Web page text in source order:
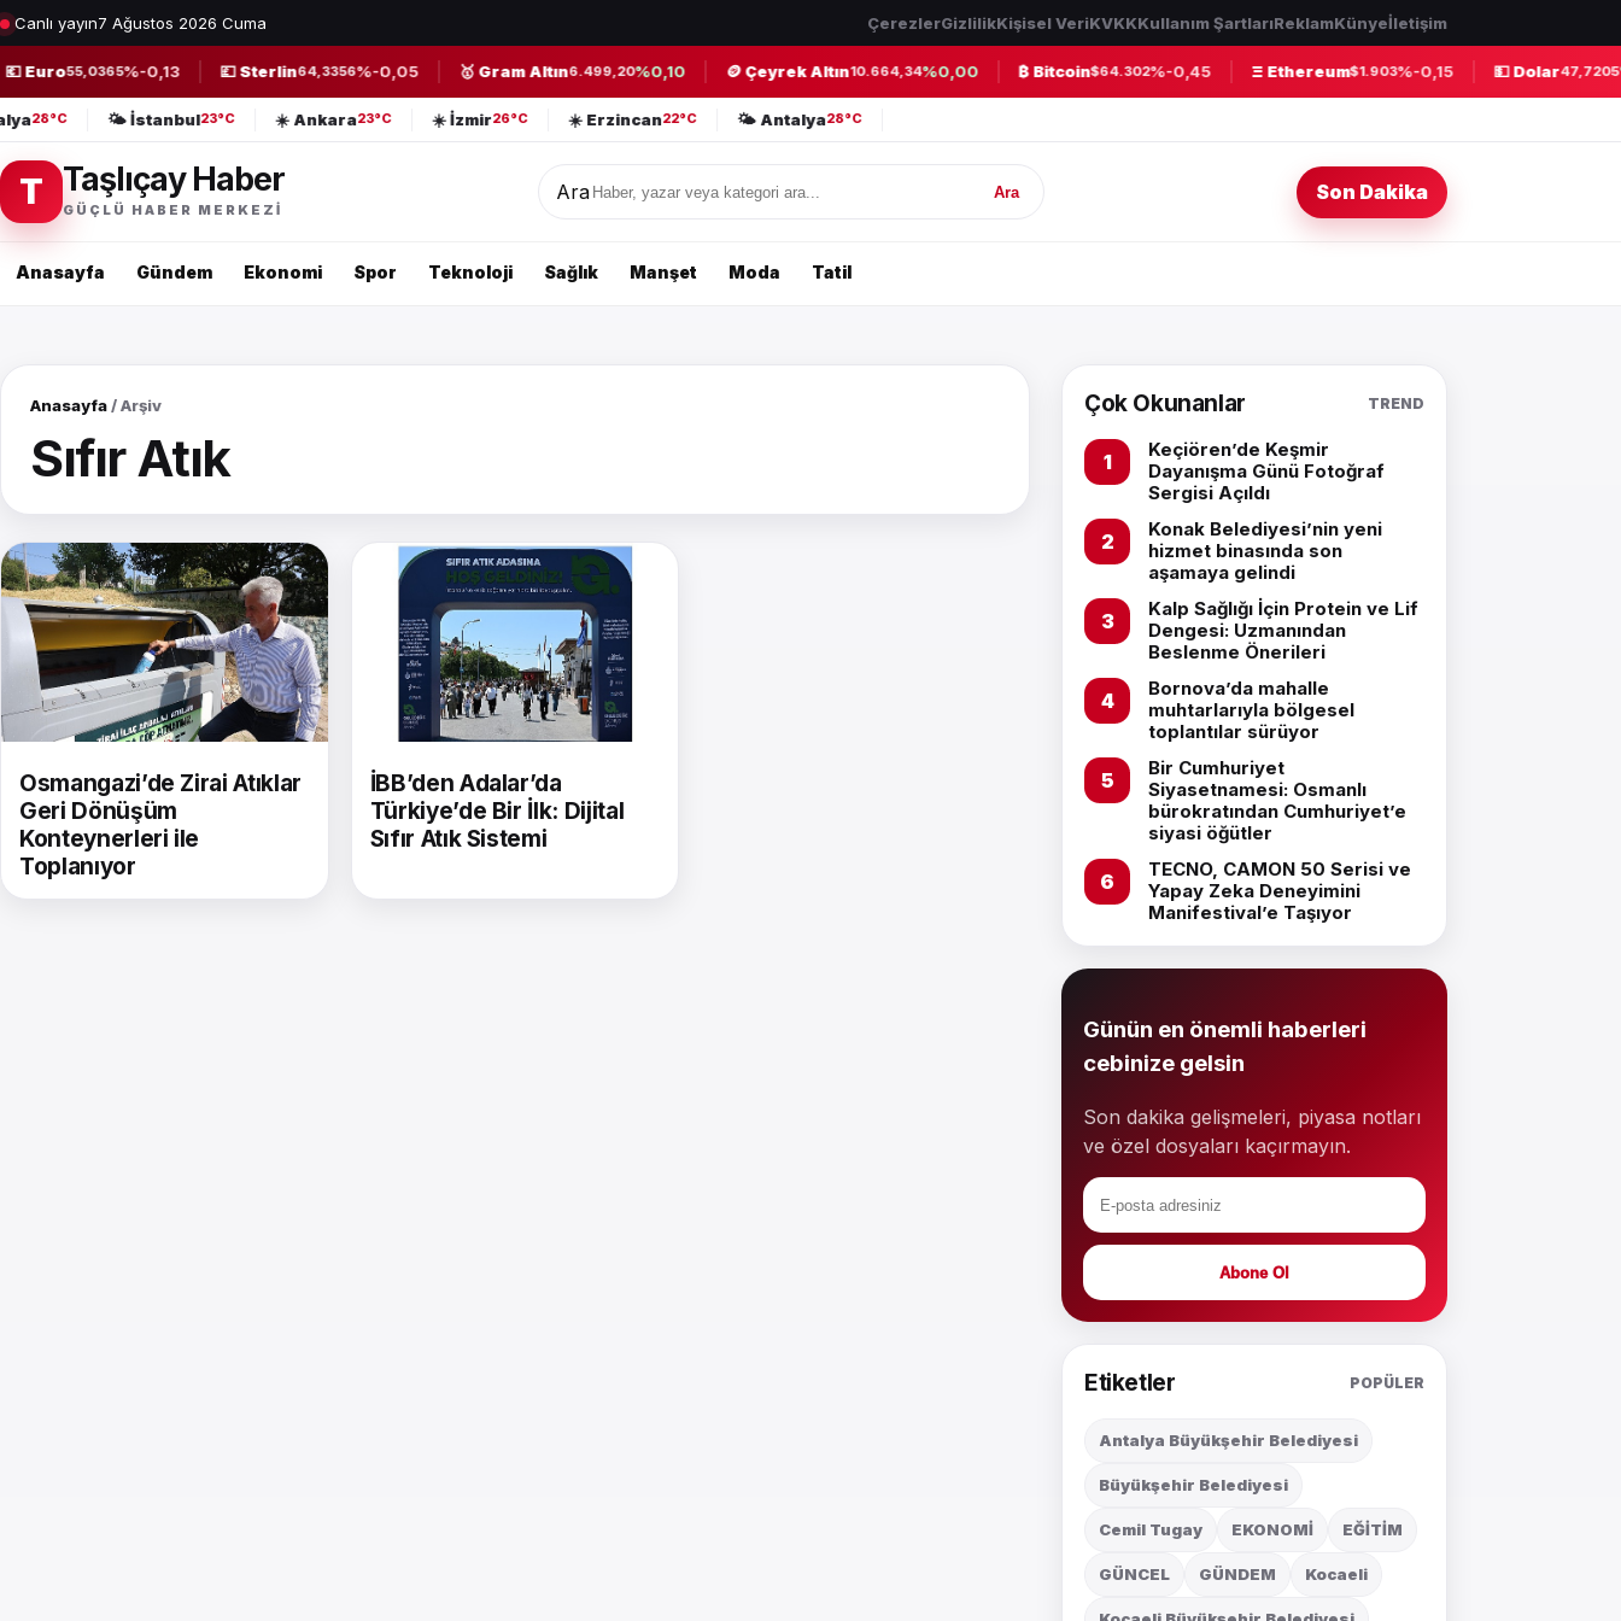
Canlı yayın7 Ağustos 2026 Cuma ÇerezlerGizlilikKişisel VeriKVKKKullanım ŞartlarıReklamKünyeİletişim
Euro55,0365%-0,13 💷 Sterlin64,3356%-0,05 🥇 Gram Altın6.499,20%0,10 🪙 Çeyrek Altın10.664,34%0,00 ₿ Bitcoin$64.302%-0,45 Ξ Ethereum$1.903%-0,15 💵 Dolar47,7205
28°C 🌤️ İstanbul23°C ☀️ Ankara23°C ☀️ İzmir26°C ☀️ Erzincan22°C 🌤️ Antalya28°C
T Taşlıçay Haber
GÜÇLÜ HABER MERKEZI
Ara Ara Son Dakika
Anasayfa Gündem Ekonomi Spor Teknoloji Sağlık Manşet Moda Tatil
Anasayfa/ Arşiv
Sıfır Atık
Osmangazi’de Zirai Atıklar
Geri Dönüşüm
Konteynerleri ile
Toplanıyor
İBB’den Adalar’da
Türkiye’de Bir İlk: Dijital
Sıfır Atık Sistemi
Çok Okunanlar TREND
Keçiören’de Keşmir
Dayanışma Günü Fotoğraf
Sergisi Açıldı
Konak Belediyesi’nin yeni
hizmet binasında son
aşamaya gelindi
Kalp Sağlığı İçin Protein ve Lif
Dengesi: Uzmanından
Beslenme Önerileri
Bornova’da mahalle
muhtarlarıyla bölgesel
toplantılar sürüyor
Bir Cumhuriyet
Siyasetnamesi: Osmanlı
bürokratından Cumhuriyet’e
siyasi öğütler
TECNO, CAMON 50 Serisi ve
Yapay Zeka Deneyimini
Manifestival’e Taşıyor
Günün en önemli haberleri
cebinize gelsin
Son dakika gelişmeleri, piyasa notları
ve özel dosyaları kaçırmayın.
Abone Ol
Etiketler POPÜLER
Antalya Büyükşehir Belediyesi
Büyükşehir Belediyesi
Cemil Tugay EKONOMİ EĞİTİM
GÜNCEL GÜNDEM Kocaeli